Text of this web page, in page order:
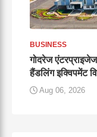
BUSINESS
गोदरेज
हैंडलिंग इक्विपमेंट
Aug 06, 2026